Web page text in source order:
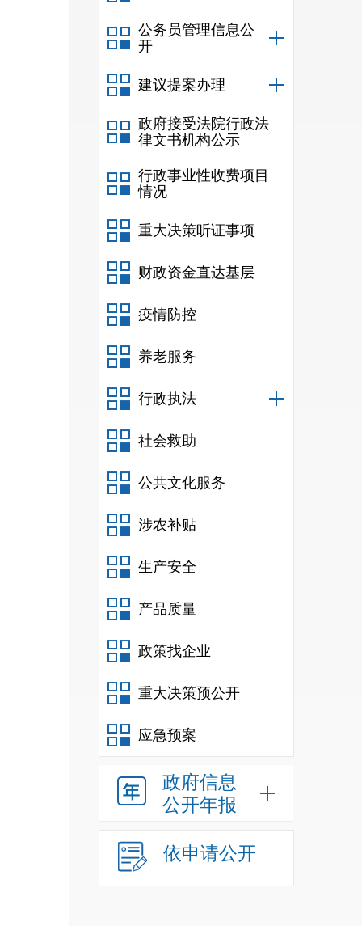
公务员管理信息公
开
建议提案办理
政府接受法院行政法
律文书机构公示
行政事业性收费项目
情况
重大决策听证事项
财政资金直达基层
疫情防控
养老服务
行政执法
社会救助
公共文化服务
涉农补贴
生产安全
产品质量
政策找企业
重大决策预公开
应急预案
政府信息
公开年报
依申请公开